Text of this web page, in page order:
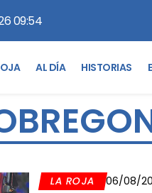
09:54
AL DÍA HISTORIAS
LA ROJA 06/08/